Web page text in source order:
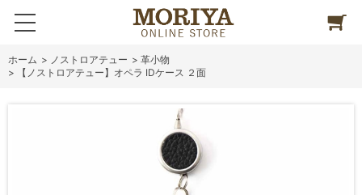
ホーム > ノストロアテュー > 革小物
>
【ノストロアテュー】オペラ IDケース ２面